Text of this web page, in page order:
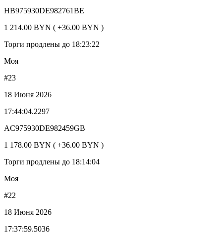
HB975930DE982761BE
1 214.00 BYN ( +36.00 BYN )
Торги продлены до 18:23:22
Моя
#23
18 Июня 2026
17:44:04.2297
AC975930DE982459GB
1 178.00 BYN ( +36.00 BYN )
Торги продлены до 18:14:04
Моя
#22
18 Июня 2026
17:37:59.5036